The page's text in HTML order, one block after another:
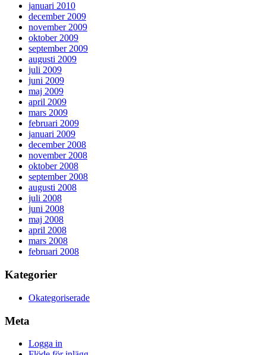
januari 2010
december 2009
november 2009
oktober 2009
september 2009
augusti 2009
juli 2009
juni 2009
maj 2009
april 2009
mars 2009
februari 2009
januari 2009
december 2008
november 2008
oktober 2008
september 2008
augusti 2008
juli 2008
juni 2008
maj 2008
april 2008
mars 2008
februari 2008
Kategorier
Okategoriserade
Meta
Logga in